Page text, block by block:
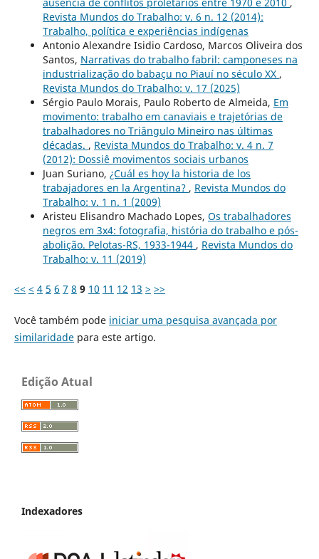
Revista Mundos do Trabalho: v. 6 n. 12 (2014):
Trabalho, política e experiências indígenas
Antonio Alexandre Isidio Cardoso, Marcos Oliveira dos
Santos, Narrativas do trabalho fabril: camponeses na
industrialização do babaçu no Piauí no século XX ,
Revista Mundos do Trabalho: v. 17 (2025)
Sérgio Paulo Morais, Paulo Roberto de Almeida, Em
movimento: trabalho em canaviais e trajetórias de
trabalhadores no Triângulo Mineiro nas últimas
décadas. , Revista Mundos do Trabalho: v. 4 n. 7
(2012): Dossiê movimentos sociais urbanos
Juan Suriano, ¿Cuál es hoy la historia de los
trabajadores en la Argentina? , Revista Mundos do
Trabalho: v. 1 n. 1 (2009)
Aristeu Elisandro Machado Lopes, Os trabalhadores
negros em 3x4: fotografia, história do trabalho e pós-
abolição. Pelotas-RS, 1933-1944 , Revista Mundos do
Trabalho: v. 11 (2019)
<< < 4 5 6 7 8 9 10 11 12 13 > >>
Você também pode iniciar uma pesquisa avançada por
similaridadepara este artigo.
Edição Atual
Indexadores